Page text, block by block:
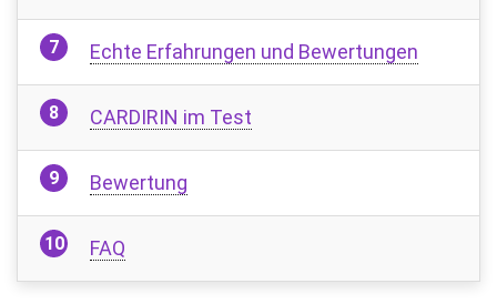
Echte Erfahrungen und Bewertungen
CARDIRIN im Test
Bewertung
FAQ